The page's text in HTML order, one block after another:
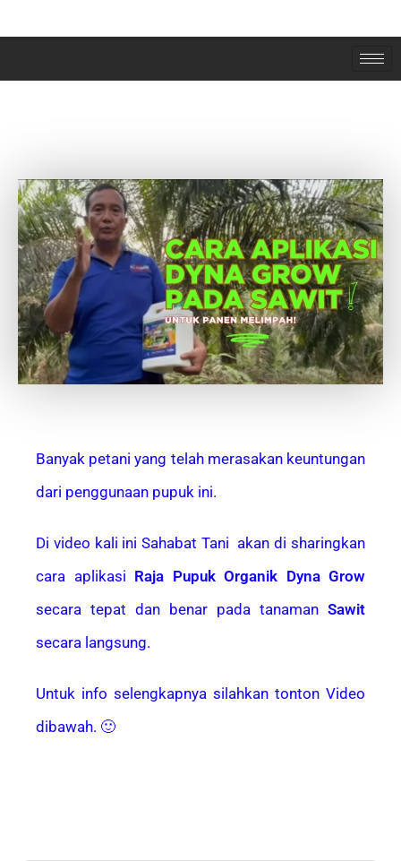
Banyak petani yang telah merasakan keuntungan
dari penggunaan pupuk ini.
Di video kali ini Sahabat Tani akan di sharingkan
cara aplikasi Raja Pupuk Organik Dyna Grow
secara tepat dan benar pada tanaman Sawit
secara langsung.
Untuk info selengkapnya silahkan tonton Video
dibawah. 🙂